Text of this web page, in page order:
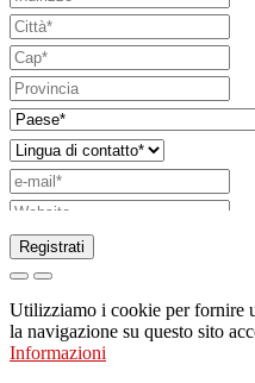
Richiesta di invio di
Richiesta di essere
funzionario di vendita
Registrati
Utilizziamo i cookie per fornire
la navigazione su questo sito
Informazioni